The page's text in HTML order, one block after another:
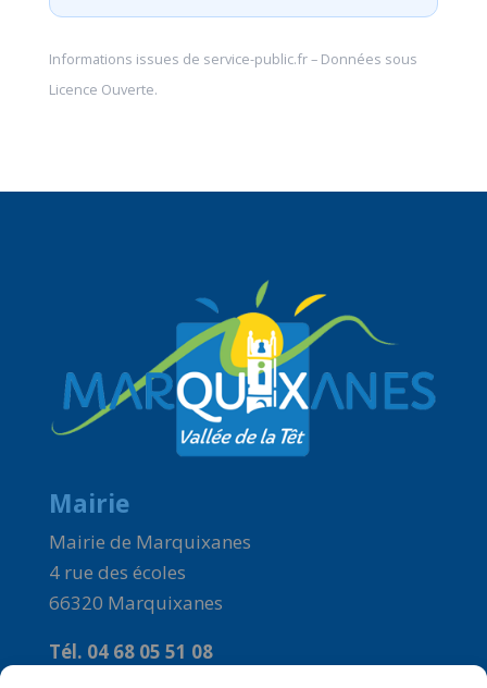
Informations issues de service-public.fr– Données sous
Licence Ouverte.
Mairie
Mairie de Marquixanes
4 rue des écoles
66320 Marquixanes
Tél. 04 68 05 51 08